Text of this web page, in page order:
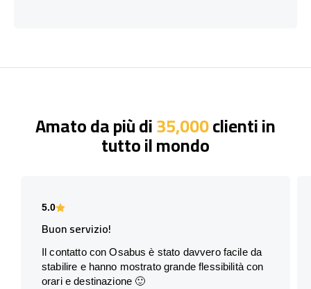
Amato da più di35,000clienti in
tutto il mondo
5.0
Buon servizio!
Il contatto con Osabus è stato davvero facile da
stabilire e hanno mostrato grande flessibilità con
orari e destinazione 🙂